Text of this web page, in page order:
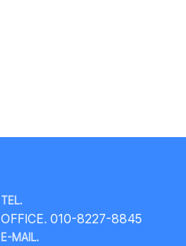
TEL.
OFFICE. 010-8227-8845
E-MAIL.